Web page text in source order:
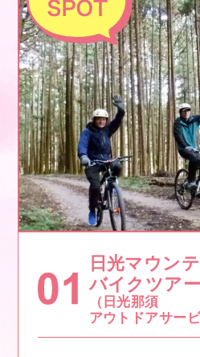
日光マウン
バイクツアー
（日光那須
アウトドアサービ